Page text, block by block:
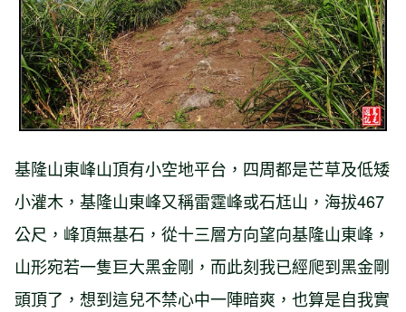
基隆山東峰山頂有小空地平台，四周都是芒草及低矮
小灌木，基隆山東峰又稱雷霆峰或石尪山，海拔467
公尺，峰頂無基石，從十三層方向望向基隆山東峰，
山形宛若一隻巨大黑金剛，而此刻我已經爬到黑金剛
頭頂了，想到這兒不禁心中一陣暗爽，也算是自我實